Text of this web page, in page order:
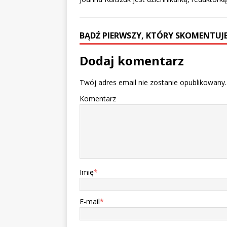
BĄDŹ PIERWSZY, KTÓRY
Dodaj komentarz
Twój adres email nie zostanie opublikowany.
Komentarz
Imię*
E-mail*